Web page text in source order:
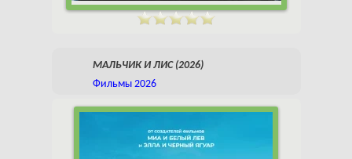
МАЛЬЧИК И ЛИС (2026)
Фильмы 2026